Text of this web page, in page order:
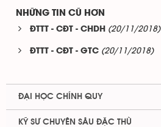
NHỮNG TIN CŨ HƠN
ĐTTT - CĐT - CHDH (20/11/2018)
ĐTTT - CĐT - GTC (20/11/2018)
ĐẠI HỌC CHÍNH QUY
KỸ SƯ CHUYÊN SÂU ĐẶC THÙ